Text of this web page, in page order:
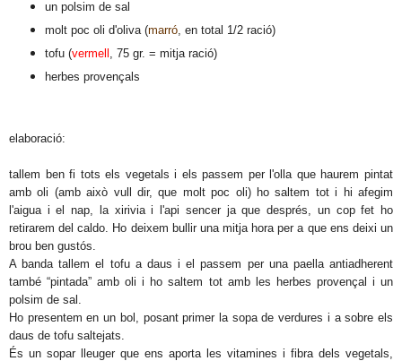
un polsim de sal
molt poc oli d'oliva (marró, en total 1/2 ració)
tofu (vermell
, 75 gr. = mitja ració)
herbes provençals
elaboració:
tallem ben fi tots els vegetals i els passem per l'olla que haurem pintat
amb oli (amb això vull dir, que molt poc oli) ho saltem tot i hi afegim
l'aigua i el nap, la xirivia i l'api sencer ja que després, un cop fet ho
retirarem del caldo. Ho deixem bullir una mitja hora per a que ens deixi un
brou ben gustós.
A banda tallem el tofu a daus i el passem per una paella antiadherent
també “pintada” amb oli i ho saltem tot amb les herbes provençal i un
polsim de sal.
Ho presentem en un bol, posant primer la sopa de verdures i a sobre els
daus de tofu saltejats.
És un sopar lleuger que ens aporta les vitamines i fibra dels vegetals,